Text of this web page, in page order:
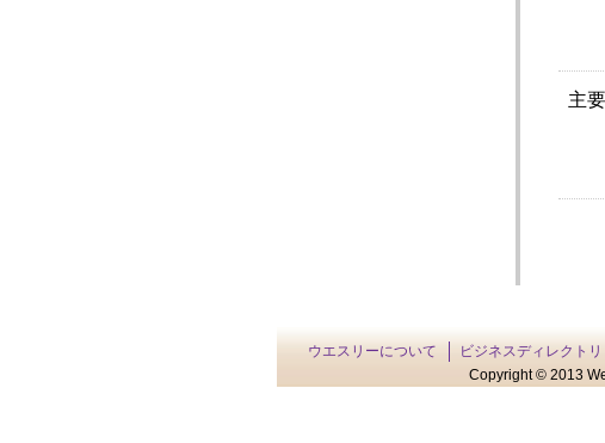
主
ウエスリーについて ビジネスディレクトリ
Copyright © 2013